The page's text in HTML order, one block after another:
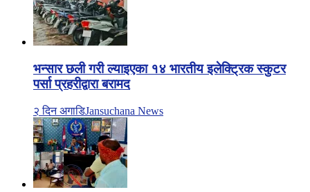
भन्सार छली गरी ल्याइएका १४ भारतीय इलेक्ट्रिक स्कुटर
पर्सा प्रहरीद्वारा बरामद
२ दिन अगाडिJansuchana News